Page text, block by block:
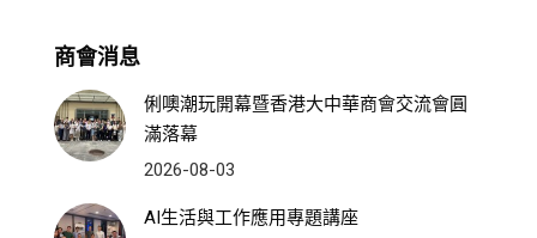
商會消息
俐噢潮玩開幕暨香港大中華商會交流會圓
滿落幕
2026-08-03
AI生活與工作應用專題講座